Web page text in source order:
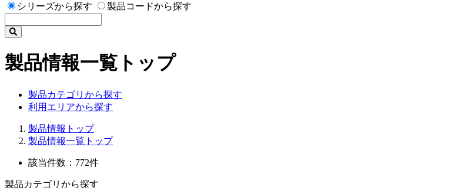
シリーズから探す 製品コードから探す
製品情報一覧トップ
製品カテゴリから探す
利用エリアから探す
製品情報トップ
製品情報一覧トップ
該当件数：772件
製品カテゴリから探す